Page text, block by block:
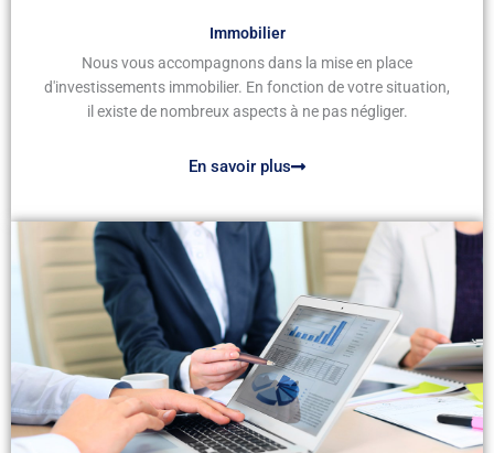
Immobilier
Nous vous accompagnons dans la mise en place
d'investissements immobilier. En fonction de votre situation,
il existe de nombreux aspects à ne pas négliger.
En savoir plus